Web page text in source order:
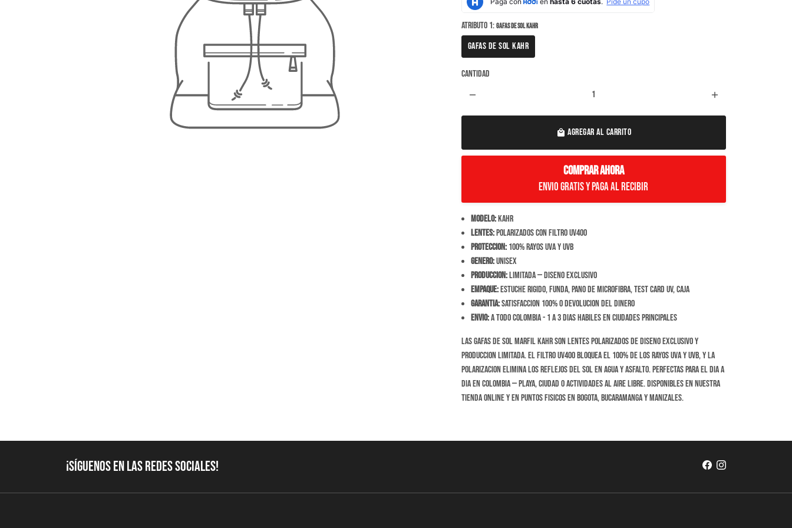
Atributo 1: GAFAS DE SOL KAHR
GAFAS DE SOL KAHR
Cantidad
remove add
local_mall AGREGAR AL CARRITO
COMPRAR AHORA
Envio Gratis y paga al recibir
Modelo:Kahr
Lentes:Polarizados con filtro UV400
Proteccion:100% rayos UVA y UVB
Genero:Unisex
Produccion:Limitada — diseno exclusivo
Empaque:Estuche rigido, funda, pano de microfibra, test card UV, caja
Garantia:Satisfaccion 100% o devolucion del dinero
Envio:A todo Colombia - 1 a 3 dias habiles en ciudades principales
Las Gafas de Sol Marfil Kahr son lentes polarizados de diseno exclusivo y
produccion limitada. El filtro UV400 bloquea el 100% de los rayos UVA y UVB, y la
polarizacion elimina los reflejos del sol en agua y asfalto. Perfectas para el dia a
dia en Colombia — playa, ciudad o actividades al aire libre. Disponibles en nuestra
tienda online y en puntos fisicos en Bogota, Bucaramanga y Manizales.
¡Síguenos en las redes sociales!